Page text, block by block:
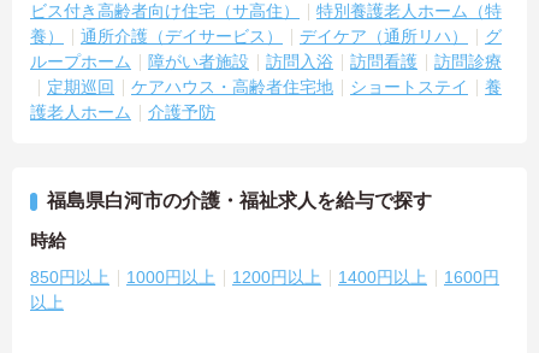
ビス付き高齢者向け住宅（サ高住）
特別養護老人ホーム（特
養）
通所介護（デイサービス） デイケア（通所リハ）
グ
ループホーム
障がい者施設 訪問入浴 訪問看護
訪問診療
定期巡回
ケアハウス・高齢者住宅地 ショートステイ
養
護老人ホーム
介護予防
福島県白河市の介護・福祉求人を給与で探す
時給
850円以上 1000円以上 1200円以上 1400円以上
1600円
以上